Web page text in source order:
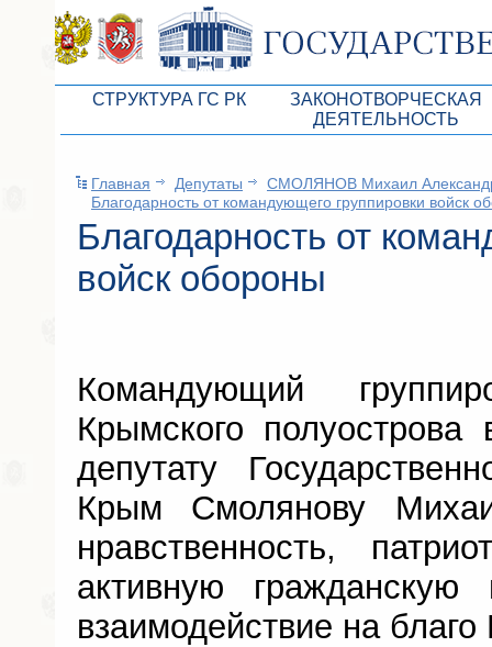
СТРУКТУРА ГС РК
Президиум ГС РК
Депутатский корпус
Комитеты ГС РК
Депутатские фракции ГС РК
Советники Председателя ГС РК
Управление делами ГС РК
Поиск депутата по округу
ЗАКОНОТВОРЧЕСКАЯ
ДЕЯТЕЛЬНОСТЬ
Бюджет Республики
Законы
Схема
Статистика
Главная Депутаты
СМОЛЯНОВ Михаил
Благодарность от командующего группировки войск
Благодарность от
войск обороны
Командующий
Крымского полуострова
депутату
Крым Смолянову
нравственность,
активную
взаимодействие на